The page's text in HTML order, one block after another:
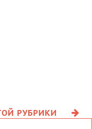
РУБРИКИ